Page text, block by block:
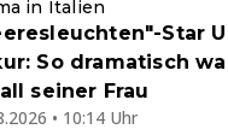
in Italien
Star
So dramatisch
seiner Frau
• 10:14 Uhr